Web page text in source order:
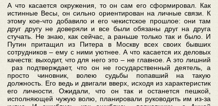
А что касается окружения, то он сам его сформировал. Как
истинные Весы, он сильно ориентирован на личные связи. К
этому кое-что добавило и его чекистское прошлое: они там
друг другу не доверяли и все были обязаны друг на друга
стучать. Не знаю, как сейчас, а раньше только так и было. И
Путин притащил из Питера в Москву всех своих бывших
сотрудников – ему с ними уютнее. А что касается их деловых
качеств: выходит, что для него это – не главное. А это лишний
раз подтверждает, что он не государственный деятель, а
просто чиновник, волею судьбы попавший на такую
должность. Его ведь и двигали вверх, исходя из характеристик
его личности. Ожидали, что он так и останется пешкой,
исполняющей чужую волю, планировали руководить им из-за